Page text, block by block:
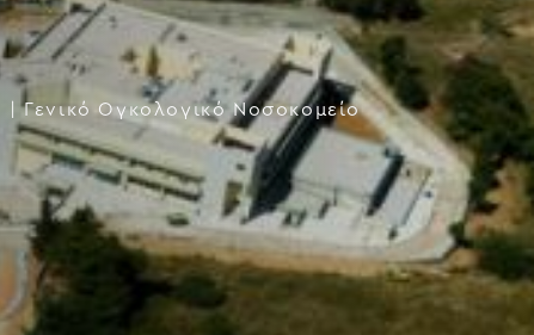
Γενικό Ογκολογικό Νοσοκομείο